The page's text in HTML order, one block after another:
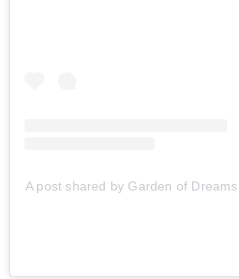
A post shared by Garden of